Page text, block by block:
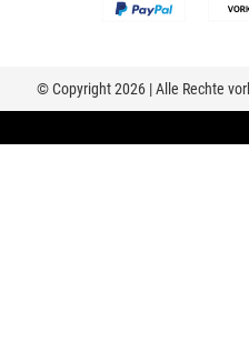
© Copyright 2026 | Alle Rechte